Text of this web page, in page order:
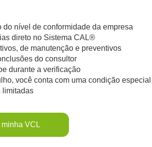
nível de conformidade da empresa
direto no Sistema CAL®
de manutenção e preventivos
do consultor
durante a verificação
você conta com uma condição
limitadas
VCL